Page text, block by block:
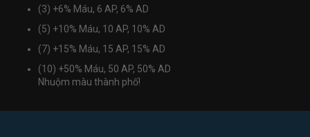
(3) +6% Máu, 6 AP, 6% AD
(5) +10% Máu, 10 AP, 10% AD
(7) +15% Máu, 15 AP, 15% AD
(10) +50% Máu, 50 AP, 50% AD
Nhuộm màu thành phố!